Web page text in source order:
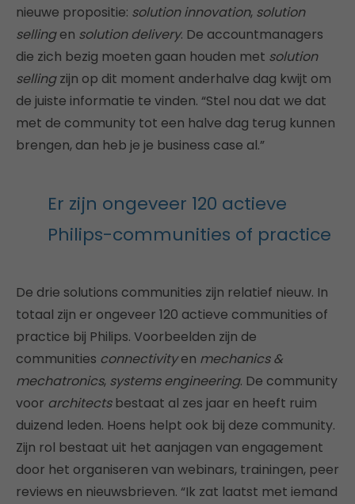
nieuwe propositie: solution innovation, solution
sellingen solution delivery. De accountmanagers
die zich bezig moeten gaan houden met solution
sellingzijn op dit moment anderhalve dag kwijt om
de juiste informatie te vinden. “Stel nou dat we dat
met de community tot een halve dag terug kunnen
brengen, dan heb je je business case al.”
Er zijn ongeveer 120 actieve
Philips-communities of practice
De drie solutions communities zijn relatief nieuw. In
totaal zijn er ongeveer 120 actieve communities of
practice bij Philips. Voorbeelden zijn de
communities connectivityen mechanics &
mechatronics, systemsengineering. De community
voor architectsbestaat al zes jaar en heeft ruim
duizend leden. Hoens helpt ook bij deze community.
Zijn rol bestaat uit het aanjagen van engagement
door het organiseren van webinars, trainingen, peer
reviews en nieuwsbrieven. “Ik zat laatst met iemand